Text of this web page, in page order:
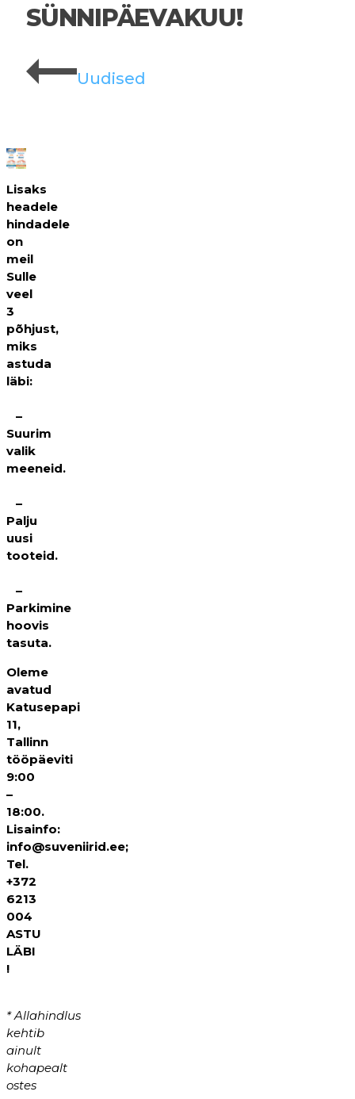
SÜNNIPÄEVAKUU!
Uudised
Lisaks
headele
hindadele
on
meil
Sulle
veel
3
põhjust,
miks
astuda
läbi:
–
Suurim
valik
meeneid.
–
Palju
uusi
tooteid.
–
Parkimine
hoovis
tasuta.
Oleme
avatud
Katusepapi
11,
Tallinn
tööpäeviti
9:00
–
18:00.
Lisainfo:
info@suveniirid.ee;
Tel.
+372
6213
004
ASTU
LÄBI
!
* Allahindlus
kehtib
ainult
kohapealt
ostes